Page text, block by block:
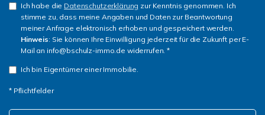
Ich habe die Datenschutzerklärung zur Kenntnis genommen. Ich
stimme zu, dass meine Angaben und Daten zur Beantwortung
meiner Anfrage elektronisch erhoben und gespeichert werden.
Hinweis: Sie können Ihre Einwilligung jederzeit für die Zukunft per E-
Mail an info@bschulz-immo.de widerrufen. *
Ich bin Eigentümer einer Immobilie.
* Pflichtfelder